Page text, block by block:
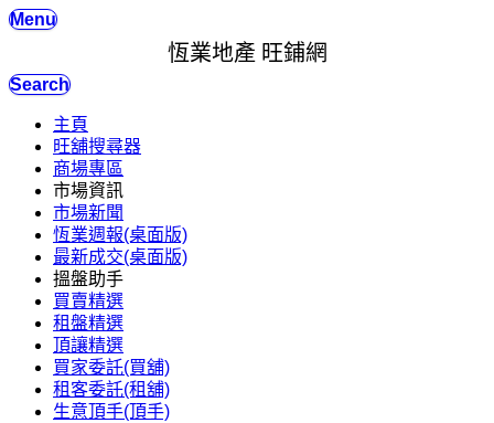
Menu
恆業地產 旺鋪網
Search
主頁
旺舖搜尋器
商場專區
市場資訊
市場新聞
恆業週報(桌面版)
最新成交(桌面版)
搵盤助手
買賣精選
租盤精選
頂讓精選
買家委託(買舖)
租客委託(租舖)
生意頂手(頂手)